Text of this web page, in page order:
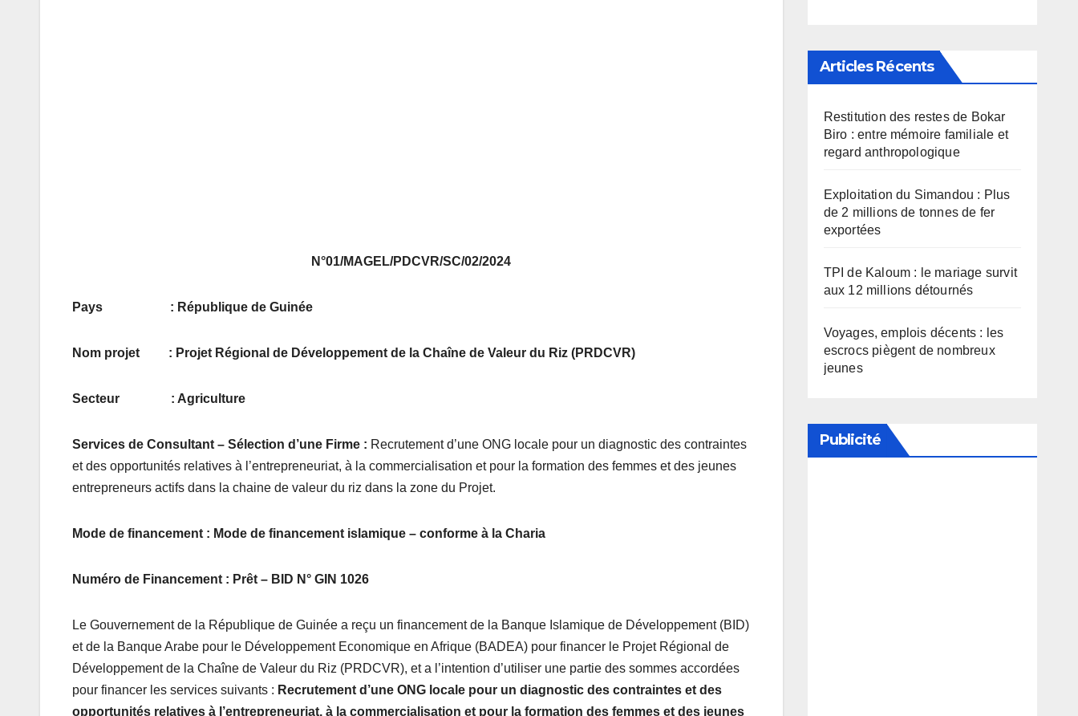
N°01/MAGEL/PDCVR/SC/02/2024
Pays : République de Guinée
Nom projet : Projet Régional de Développement de la Chaîne de Valeur du Riz (PRDCVR)
Secteur : Agriculture
Services de Consultant – Sélection d’une Firme : Recrutement d’une ONG locale pour un diagnostic des contraintes
et des opportunités relatives à l’entrepreneuriat, à la commercialisation et pour la formation des femmes et des jeunes
entrepreneurs actifs dans la chaine de valeur du riz dans la zone du Projet.
Mode de financement : Mode de financement islamique – conforme à la Charia
Numéro de Financement : Prêt – BID N° GIN 1026
Le Gouvernement de la République de Guinée a reçu un financement de la Banque Islamique de Développement (BID)
et de la Banque Arabe pour le Développement Economique en Afrique (BADEA) pour financer le Projet Régional de
Développement de la Chaîne de Valeur du Riz (PRDCVR), et a l’intention d’utiliser une partie des sommes accordées
pour financer les services suivants : Recrutement d’une ONG locale pour un diagnostic des contraintes et des
opportunités relatives à l’entrepreneuriat, à la commercialisation et pour la formation des femmes et des jeunes
Articles Récents
Restitution des restes de Bokar
Biro : entre mémoire familiale et
regard anthropologique
Exploitation du Simandou : Plus
de 2 millions de tonnes de fer
exportées
TPI de Kaloum : le mariage survit
aux 12 millions détournés
Voyages, emplois décents : les
escrocs piègent de nombreux
jeunes
Publicité